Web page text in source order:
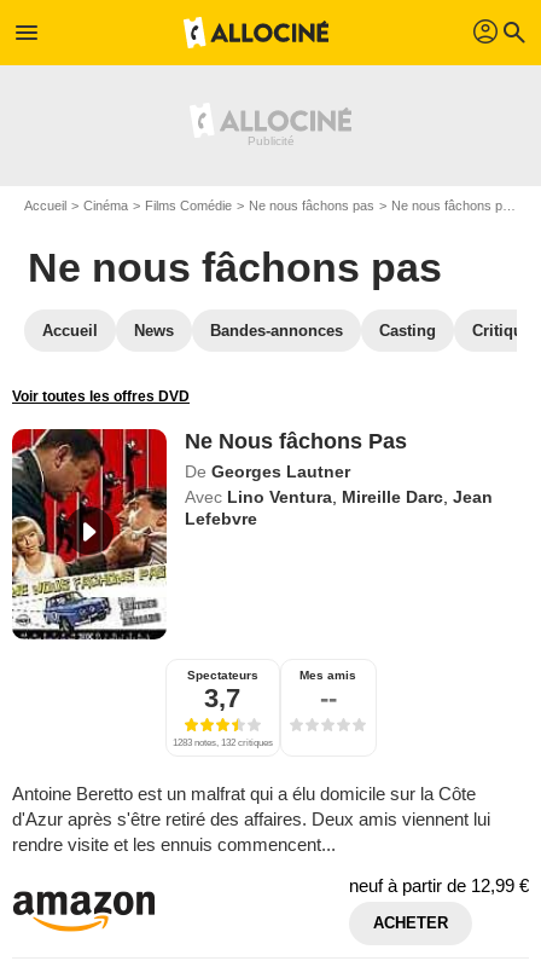
menu profil search
Accueil Cinéma Films Comédie Ne nous fâchons pas Ne nous fâchons pas en Blu Ray
Ne nous fâchons pas
Accueil News Bandes-annonces Casting
Voir toutes les offres DVD
Ne Nous fâchons Pas
De Georges Lautner
Avec Lino Ventura Mireille Darc ,Jean
Lefebvre
Spectateurs
3,7
1283 notes, 132 critiques
Mes amis
--
Antoine Beretto est un malfrat qui a élu domicile sur la Côte
d'Azur après s'être retiré des affaires. Deux amis viennent lui
rendre visite et les ennuis commencent...
neuf à partir de 12,99 €
ACHETER